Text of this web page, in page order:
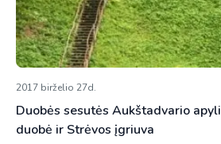
2017 birželio 27d.
Duobės sesutės Aukštadvario
duobė ir Strėvos įgriuva